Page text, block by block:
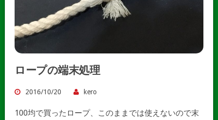
ロープの端末処理
2016/10/20 kero
100均で買ったロープ、このままでは使えないので末